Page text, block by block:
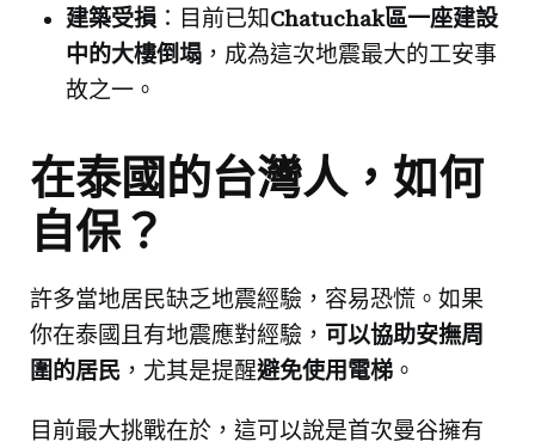
建築受損：目前已知Chatuchak區一座建設
中的大樓倒塌 ，成為這次地震最大的工安事
故之一。
在泰國的台灣人，如何
自保？
許多當地居民缺乏地震經驗，容易恐慌。如果
你在泰國且有地震應對經驗， 可以協助安撫周
圍的居民 ，尤其是提醒避免使用電梯 。
目前最大挑戰在於，這可以說是首次曼谷擁有